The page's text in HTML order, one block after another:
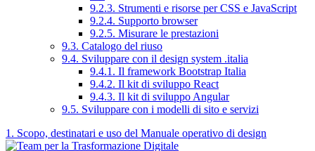
9.2.3. Strumenti e risorse per CSS e JavaScript
9.2.4. Supporto browser
9.2.5. Misurare le prestazioni
9.3. Catalogo del riuso
9.4. Sviluppare con il design system .italia
9.4.1. Il framework Bootstrap Italia
9.4.2. Il kit di sviluppo React
9.4.3. Il kit di sviluppo Angular
9.5. Sviluppare con i modelli di sito e servizi
1. Scopo, destinatari e uso del Manuale operativo di design